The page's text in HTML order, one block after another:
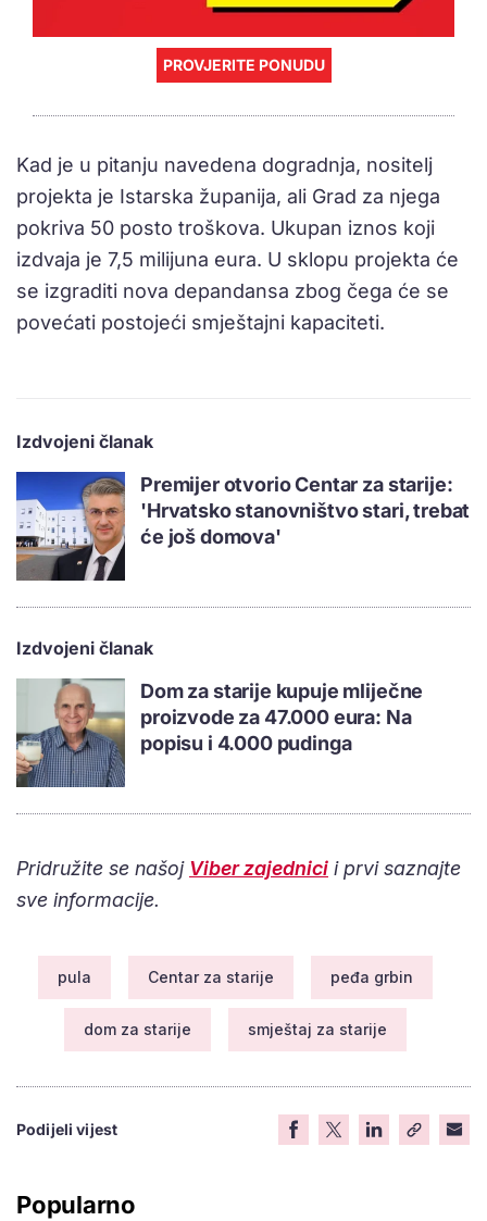
PROVJERITE PONUDU
Kad je u pitanju navedena dogradnja, nositelj
projekta je Istarska županija, ali Grad za njega
pokriva 50 posto troškova. Ukupan iznos koji
izdvaja je 7,5 milijuna eura. U sklopu projekta će
se izgraditi nova depandansa zbog čega će se
povećati postojeći smještajni kapaciteti.
Izdvojeni članak
Premijer otvorio Centar za starije:
'Hrvatsko stanovništvo stari, trebat
će još domova'
Izdvojeni članak
Dom za starije kupuje mliječne
proizvode za 47.000 eura: Na
popisu i 4.000 pudinga
Pridružite se našoj Viber zajednici i prvi saznajte
sve informacije.
pula Centar za starije peđa grbin
dom za starije smještaj za starije
Podijeli vijest
Popularno